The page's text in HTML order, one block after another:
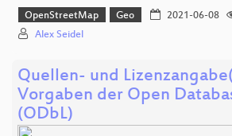
OpenStreetMap Geo 2021-06-08
Alex Seidel
Quellen- und
Vorgaben der Open
(ODbL)